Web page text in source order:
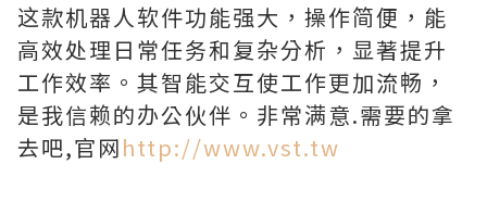
这款机器人软件功能强大，操作简便，能
高效处理日常任务和复杂分析，显著提升
工作效率。其智能交互使工作更加流畅，
是我信赖的办公伙伴。非常满意.需要的拿
去吧,官网http://www.vst.tw